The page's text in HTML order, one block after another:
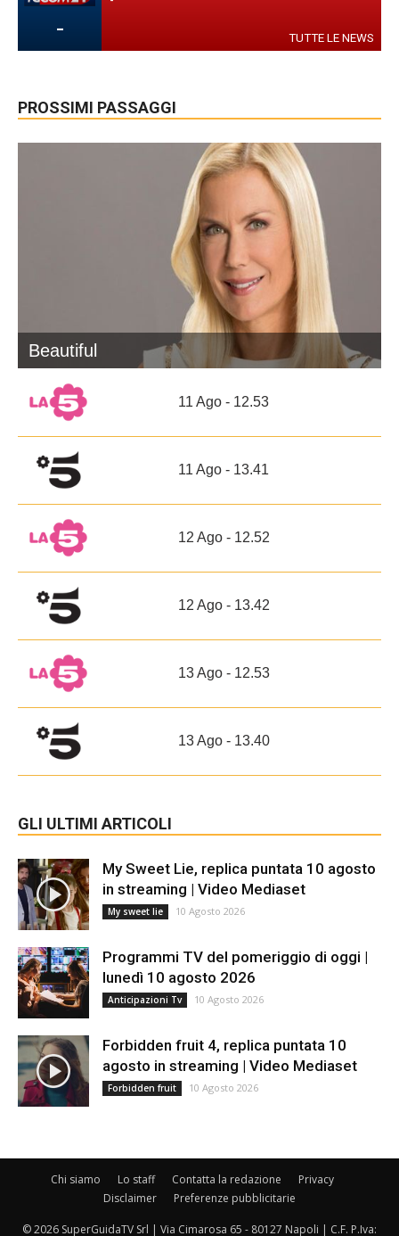
- TUTTE LE NEWS
PROSSIMI PASSAGGI
Beautiful
11 Ago - 12.53
11 Ago - 13.41
12 Ago - 12.52
12 Ago - 13.42
13 Ago - 12.53
13 Ago - 13.40
GLI ULTIMI ARTICOLI
My Sweet Lie, replica puntata 10 agosto
in streaming | Video Mediaset
My sweet lie 10 Agosto 2026
Programmi TV del pomeriggio di oggi |
lunedì 10 agosto 2026
Anticipazioni Tv 10 Agosto 2026
Forbidden fruit 4, replica puntata 10
agosto in streaming | Video Mediaset
Forbidden fruit 10 Agosto 2026
Chi siamo Lo staff Contatta la redazione
Privacy
Disclaimer
Preferenze pubblicitarie
© 2026 SuperGuidaTV Srl | Via Cimarosa 65 - 80127 Napoli | C.F. P.Iva: